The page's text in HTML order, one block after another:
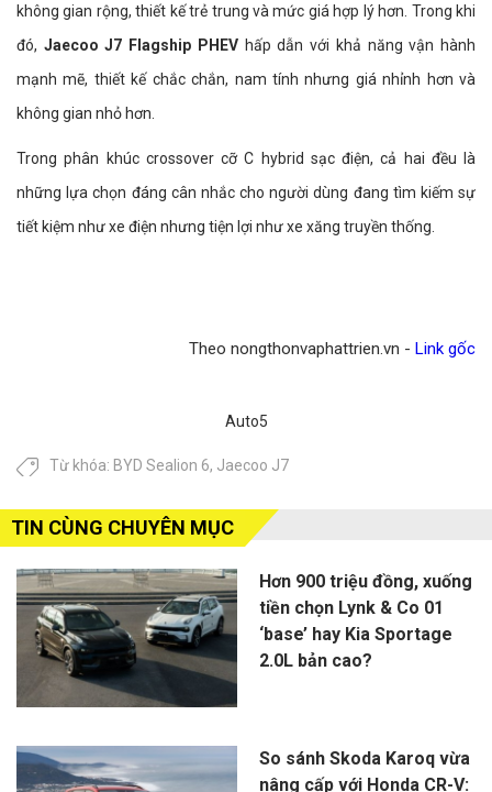
không gian rộng, thiết kế trẻ trung và mức giá hợp lý hơn. Trong khi
đó, Jaecoo J7 Flagship PHEV hấp dẫn với khả năng vận hành
mạnh mẽ, thiết kế chắc chắn, nam tính nhưng giá nhỉnh hơn và
không gian nhỏ hơn.
Trong phân khúc crossover cỡ C hybrid sạc điện, cả hai đều là
những lựa chọn đáng cân nhắc cho người dùng đang tìm kiếm sự
tiết kiệm như xe điện nhưng tiện lợi như xe xăng truyền thống.
Theo nongthonvaphattrien.vn - Link gốc
Auto5
Từ khóa: BYD Sealion 6, Jaecoo J7
TIN CÙNG CHUYÊN MỤC
Hơn 900 triệu đồng, xuống
tiền chọn Lynk & Co 01
‘base’ hay Kia Sportage
2.0L bản cao?
So sánh Skoda Karoq vừa
nâng cấp với Honda CR-V: